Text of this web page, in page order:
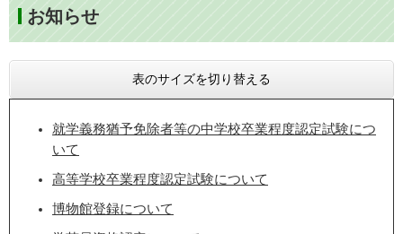
お知らせ
表のサイズを切り替える
就学義務猶予免除者等の中学校卒業程度認定試験につ
いて
高等学校卒業程度認定試験について
博物館登録について